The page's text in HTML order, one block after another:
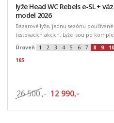
lyže Head WC Rebels e-SL +
model 2026
Bazarové lyže, jednu sezónu
testovacích akcích. Lyže jsou po
Úroveň
1 2 3 4 5 6 7 8 9
10
165
26 500 ,- 12 990,-